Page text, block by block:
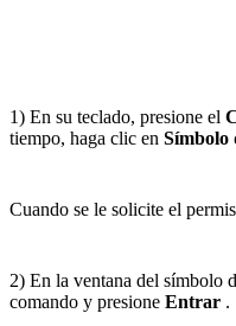
1) En su teclado, presione el
tiempo, haga clic en Símbolo
Cuando se le solicite el
2) En la ventana del símbolo
comando y presione Entrar .